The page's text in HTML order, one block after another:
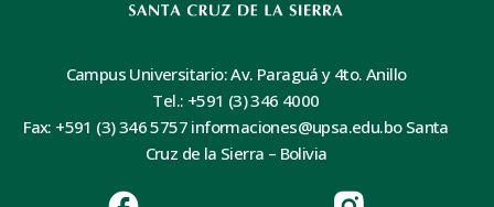
Campus Universitario: Av. Paraguá y 4to. Anillo
Tel.: +591 (3) 346 4000
Fax: +591 (3) 346 5757 informaciones@upsa.edu.bo Santa
Cruz de la Sierra – Bolivia